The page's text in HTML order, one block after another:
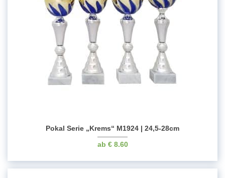
Pokal Serie „Krems“ M1924 | 24,5-28cm
€8.60